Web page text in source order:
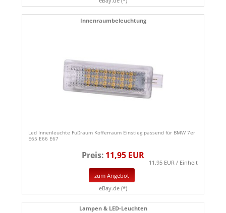
Innenraumbeleuchtung
Led Innenleuchte Fußraum Kofferraum Einstieg passend für BMW 7er
E65 E66 E67
Preis: 11,95 EUR
11.95 EUR / Einheit
zum Angebot
eBay.de (*)
Lampen & LED-Leuchten